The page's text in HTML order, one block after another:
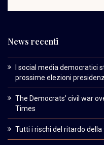
News recenti
I social media democratici
prossime elezioni
The Democrats’ civil war
Times
Tutti i rischi del ritardo